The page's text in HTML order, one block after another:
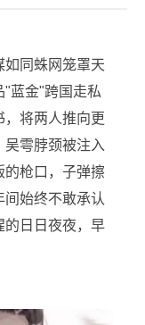
如同蛛网笼罩天
"蓝金"跨国走私
将两人推向更
雩脖颈被注入
的枪口，子弹擦
始终不敢承认
日日夜夜，早